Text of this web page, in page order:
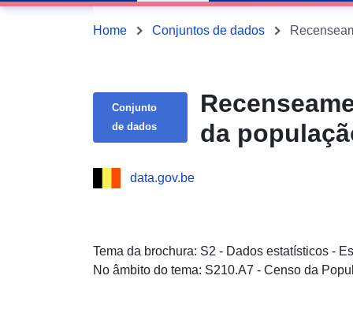
Home Conjuntos de dados
Conjunto
de dados
da
data.gov.be
Tema da brochura: S2 - Dados estatísticos -
No âmbito do tema: S210.A7 - Censo da